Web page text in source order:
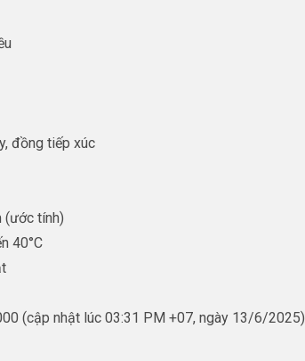
đồng tiếp xúc
(ước tính)
40°C
(cập nhật lúc 03:31 PM +07, ngày 13/6/2025)